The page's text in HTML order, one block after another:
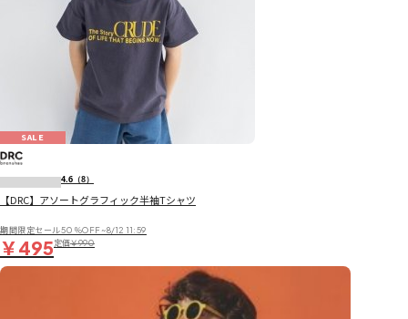
SALE
4.6 （8）
【DRC】アソートグラフィック半袖Tシャツ
期間限定セール50％OFF~8/12 11:59
￥495定価￥990